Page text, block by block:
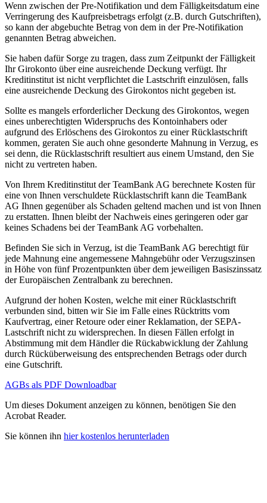
Wenn zwischen der Pre-Notifikation und dem Fälligkeitsdatum eine
Verringerung des Kaufpreisbetrags erfolgt (z.B. durch Gutschriften),
so kann der abgebuchte Betrag von dem in der Pre-Notifikation
genannten Betrag abweichen.
Sie haben dafür Sorge zu tragen, dass zum Zeitpunkt der Fälligkeit
Ihr Girokonto über eine ausreichende Deckung verfügt. Ihr
Kreditinstitut ist nicht verpflichtet die Lastschrift einzulösen, falls
eine ausreichende Deckung des Girokontos nicht gegeben ist.
Sollte es mangels erforderlicher Deckung des Girokontos, wegen
eines unberechtigten Widerspruchs des Kontoinhabers oder
aufgrund des Erlöschens des Girokontos zu einer Rücklastschrift
kommen, geraten Sie auch ohne gesonderte Mahnung in Verzug, es
sei denn, die Rücklastschrift resultiert aus einem Umstand, den Sie
nicht zu vertreten haben.
Von Ihrem Kreditinstitut der TeamBank AG berechnete Kosten für
eine von Ihnen verschuldete Rücklastschrift kann die TeamBank
AG Ihnen gegenüber als Schaden geltend machen und ist von Ihnen
zu erstatten. Ihnen bleibt der Nachweis eines geringeren oder gar
keines Schadens bei der TeamBank AG vorbehalten.
Befinden Sie sich in Verzug, ist die TeamBank AG berechtigt für
jede Mahnung eine angemessene Mahngebühr oder Verzugszinsen
in Höhe von fünf Prozentpunkten über dem jeweiligen Basiszinssatz
der Europäischen Zentralbank zu berechnen.
Aufgrund der hohen Kosten, welche mit einer Rücklastschrift
verbunden sind, bitten wir Sie im Falle eines Rücktritts vom
Kaufvertrag, einer Retoure oder einer Reklamation, der SEPA-
Lastschrift nicht zu widersprechen. In diesen Fällen erfolgt in
Abstimmung mit dem Händler die Rückabwicklung der Zahlung
durch Rücküberweisung des entsprechenden Betrags oder durch
eine Gutschrift.
AGBs als PDF Downloadbar
Um dieses Dokument anzeigen zu können, benötigen Sie den
Acrobat Reader.
Sie können ihn hier kostenlos herunterladen